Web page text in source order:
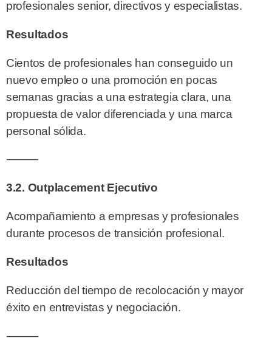
profesionales senior, directivos y especialistas.
Resultados
Cientos de profesionales han conseguido un
nuevo empleo o una promoción en pocas
semanas gracias a una estrategia clara, una
propuesta de valor diferenciada y una marca
personal sólida.
⸻
3.2. Outplacement Ejecutivo
Acompañamiento a empresas y profesionales
durante procesos de transición profesional.
Resultados
Reducción del tiempo de recolocación y mayor
éxito en entrevistas y negociación.
⸻